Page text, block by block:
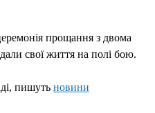
прощання з двома
свої життя на полі бою.
пишуть новини